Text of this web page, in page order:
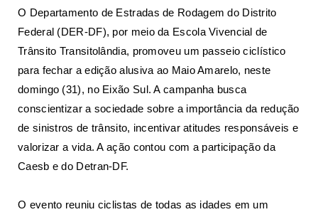
O Departamento de Estradas de Rodagem do Distrito
Federal (DER-DF), por meio da Escola Vivencial de
Trânsito Transitolândia, promoveu um passeio ciclístico
para fechar a edição alusiva ao Maio Amarelo, neste
domingo (31), no Eixão Sul. A campanha busca
conscientizar a sociedade sobre a importância da redução
de sinistros de trânsito, incentivar atitudes responsáveis e
valorizar a vida. A ação contou com a participação da
Caesb e do Detran-DF.
O evento reuniu ciclistas de todas as idades em um